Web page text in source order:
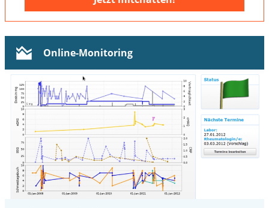
Online-Monitoring